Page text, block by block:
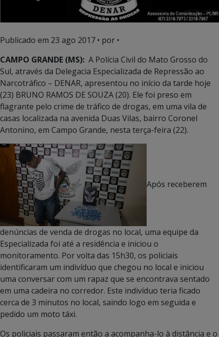
Publicado em 23 ago 2017 • por •
CAMPO GRANDE (MS): A Polícia Civil do Mato Grosso do
Sul, através da Delegacia Especializada de Repressão ao
Narcotráfico – DENAR, apresentou no início da tarde hoje
(23) BRUNO RAMOS DE SOUZA (20). Ele foi preso em
flagrante pelo crime de tráfico de drogas, em uma vila de
casas localizada na avenida Duas Vilas, bairro Coronel
Antonino, em Campo Grande, nesta terça-feira (22).
Após receberem
denúncias de venda de drogas no local, uma equipe da
Especializada foi até a residência e iniciou o
monitoramento. Por volta das 15h30, os policiais
identificaram um indivíduo que chegou no local e iniciou
uma conversar com um rapaz que se encontrava sentado
em uma cadeira no corredor. Este indivíduo teria ficado
cerca de 3 minutos no local, saindo logo em seguida e
pedido um moto táxi.
Os policiais passaram então a acompanha-lo à distância e o